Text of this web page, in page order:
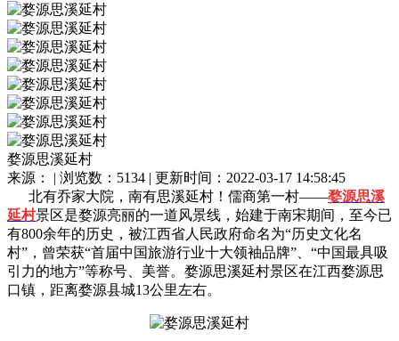
婺源思溪延村
来源： | 浏览数：5134 | 更新时间：2022-03-17 14:58:45
北有乔家大院，南有思溪延村！儒商第一村——婺源思溪
延村景区是婺源亮丽的一道风景线，始建于南宋期间，至今已
有800余年的历史，被江西省人民政府命名为“历史文化名
村”，曾荣获“首届中国旅游行业十大领袖品牌”、“中国最具吸
引力的地方”等称号、美誉。婺源思溪延村景区在江西婺源思
口镇，距离婺源县城13公里左右。